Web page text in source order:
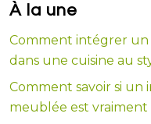
À la une
Comment intégrer
dans une cuisine au
Comment savoir si un
meublée est